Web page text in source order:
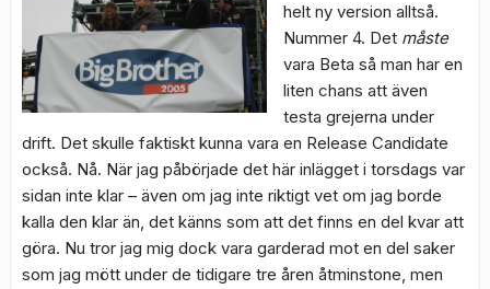
helt ny version alltså.
Nummer 4. Det måste
vara Beta så man har en
liten chans att även
testa grejerna under
drift. Det skulle faktiskt kunna vara en Release Candidate
också. Nå. När jag påbörjade det här inlägget i torsdags var
sidan inte klar – även om jag inte riktigt vet om jag borde
kalla den klar än, det känns som att det finns en del kvar att
göra. Nu tror jag mig dock vara garderad mot en del saker
som jag mött under de tidigare tre åren åtminstone, men